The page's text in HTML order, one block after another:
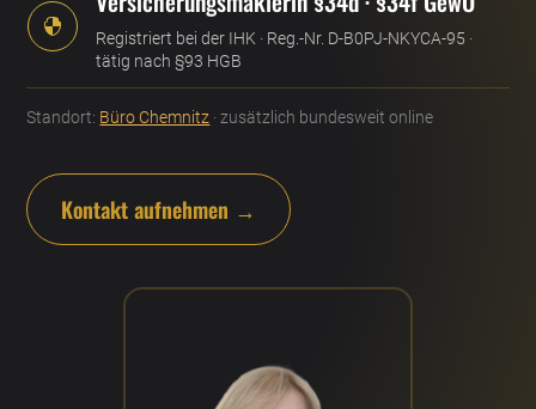

Registriert bei der IHK · Reg.-Nr. D-B0PJ-NKYCA-95 ·
tätig nach §93 HGB
Standort: Büro Chemnitz · zusätzlich bundesweit online
Kontakt aufnehmen →